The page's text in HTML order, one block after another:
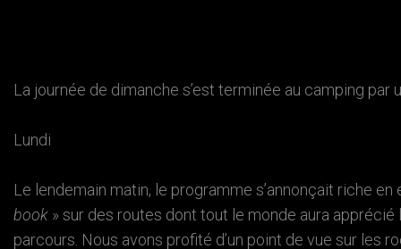
La journée de dimanche s’est terminée au camping
Lundi
Le lendemain matin, le programme s’annonçait riche
book » sur des routes dont tout le monde aura
parcours. Nous avons profité d’un point de vue sur les